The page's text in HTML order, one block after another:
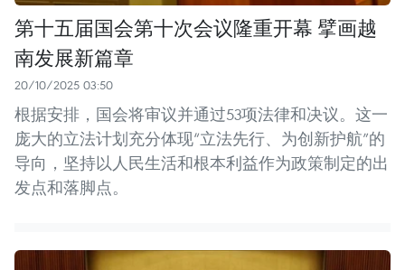
第十五届国会第十次会议隆重开幕 擘画越
南发展新篇章
20/10/2025 03:50
根据安排，国会将审议并通过53项法律和决议。这一
庞大的立法计划充分体现“立法先行、为创新护航”的
导向，坚持以人民生活和根本利益作为政策制定的出
发点和落脚点。